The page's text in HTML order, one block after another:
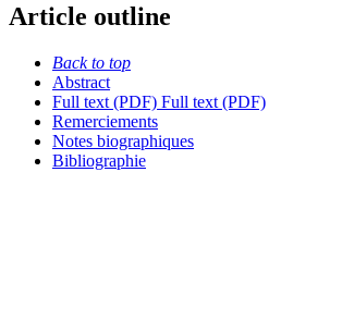
Article outline
Back to top
Abstract
Full text (PDF) Full text (PDF)
Remerciements
Notes biographiques
Bibliographie